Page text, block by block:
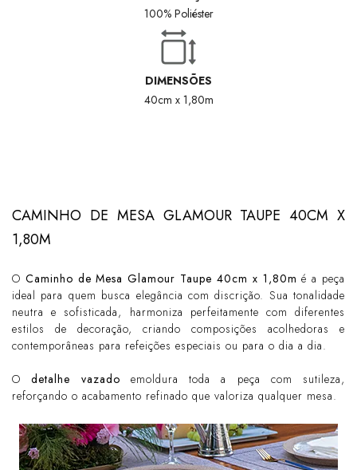
100% Poliéster
DIMENSÕES
40cm x 1,80m
CAMINHO DE MESA GLAMOUR TAUPE 40CM X
1,80M
O Caminho de Mesa Glamour Taupe 40cm x 1,80m é a peça
ideal para quem busca elegância com discrição. Sua tonalidade
neutra e sofisticada, harmoniza perfeitamente com diferentes
estilos de decoração, criando composições acolhedoras e
contemporâneas para refeições especiais ou para o dia a dia.
Odetalhe vazado emoldura toda a peça com sutileza,
reforçando o acabamento refinado que valoriza qualquer mesa.